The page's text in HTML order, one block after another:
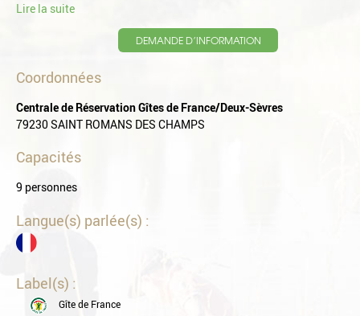
Lire la suite
DEMANDE D’INFORMATION
Coordonnées
Centrale de Réservation Gîtes de France/Deux-Sèvres
79230 SAINT ROMANS DES CHAMPS
Capacités
9 personnes
Langue(s) parlée(s) :
Label(s) :
Gîte de France